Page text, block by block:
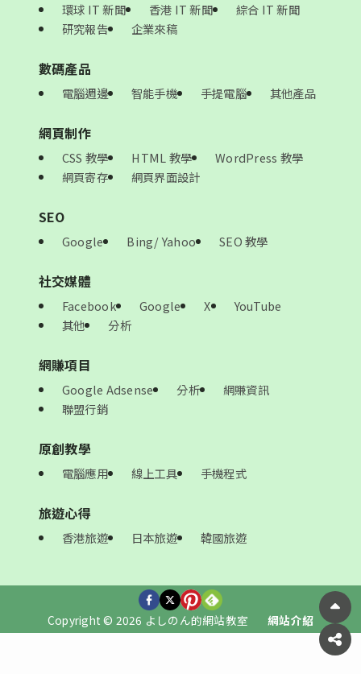
環球 IT 新聞 香港 IT 新聞
綜合 IT 新聞
研究報告
企業來稿
數碼產品
電腦週邊 智能手機 手提電腦 其他產品
網頁制作
CSS 教學 HTML 教學
WordPress 教學
網頁寄存
網頁界面設計
SEO
Google Bing/ Yahoo SEO 教學
社交媒體
Facebook Google X
YouTube
其他
分析
網賺項目
Google Adsense 分析
網賺資訊
聯盟行銷
原創教學
電腦應用 線上工具 手機程式
旅遊心得
香港旅遊 日本旅遊 韓國旅遊
Copyright © 2026 よしのん的網站教室 網站介紹